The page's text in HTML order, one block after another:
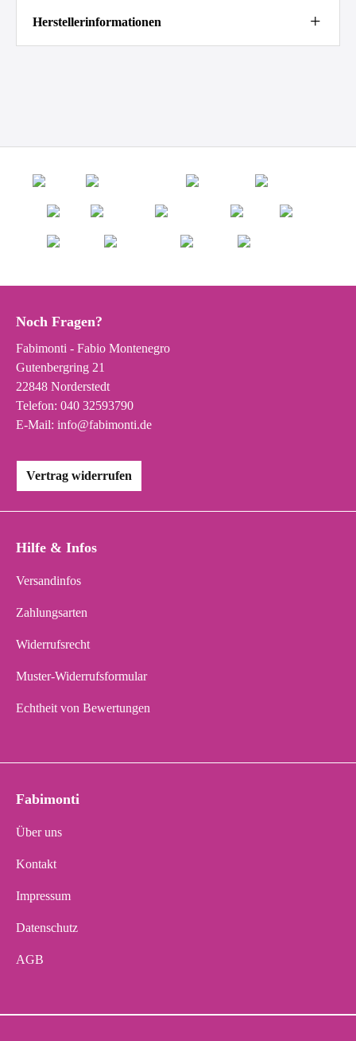
Herstellerinformationen
Noch Fragen?
Fabimonti - Fabio Montenegro
Gutenbergring 21
22848 Norderstedt
Telefon: 040 32593790
E-Mail: info@fabimonti.de
Vertrag widerrufen
Hilfe & Infos
Versandinfos
Zahlungsarten
Widerrufsrecht
Muster-Widerrufsformular
Echtheit von Bewertungen
Fabimonti
Über uns
Kontakt
Impressum
Datenschutz
AGB